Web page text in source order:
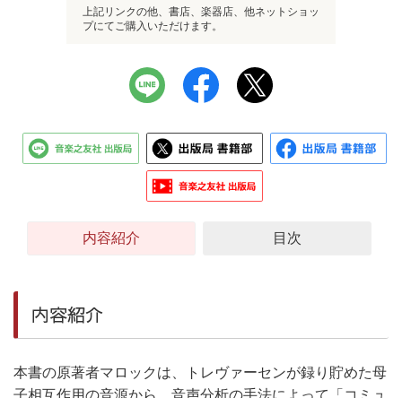
上記リンクの他、書店、楽器店、他ネットショッ
プにてご購入いただけます。
内容紹介 目次
内容紹介
本書の原著者マロックは、トレヴァーセンが録り貯めた母
子相互作用の音源から、音声分析の手法によって「コミュ